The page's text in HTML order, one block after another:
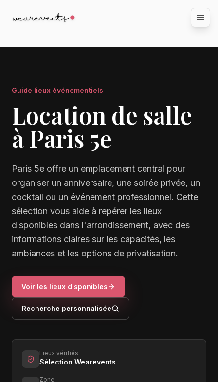
Guide lieux événementiels
Location de salle
à Paris 5e
Paris 5e offre un emplacement central pour
organiser un anniversaire, une soirée privée, un
cocktail ou un événement professionnel. Cette
sélection vous aide à repérer les lieux
disponibles dans l'arrondissement, avec des
informations claires sur les capacités, les
ambiances et les options de privatisation.
Voir les lieux disponibles
Recherche personnalisée
Lieux vérifiés
Sélection Wearevents
Zone